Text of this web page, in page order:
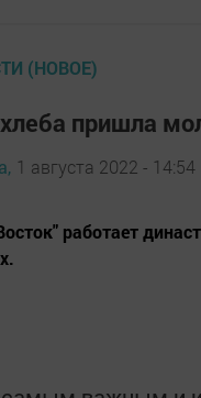
(НОВОЕ)
пришла
1 августа 2022 - 14:54
работает